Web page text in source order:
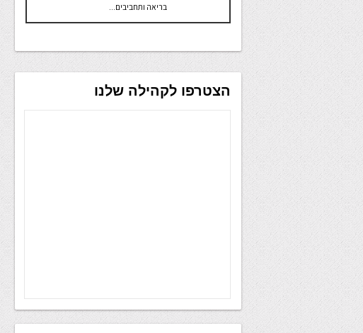
בריאה ותחביבים...
הצטרפו לקהילה שלנו